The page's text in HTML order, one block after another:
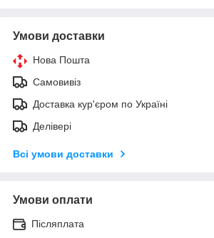
Умови доставки
Нова Пошта
Самовивіз
Доставка кур'єром по Україні
Делівері
Всі умови доставки
Умови оплати
Післяплата